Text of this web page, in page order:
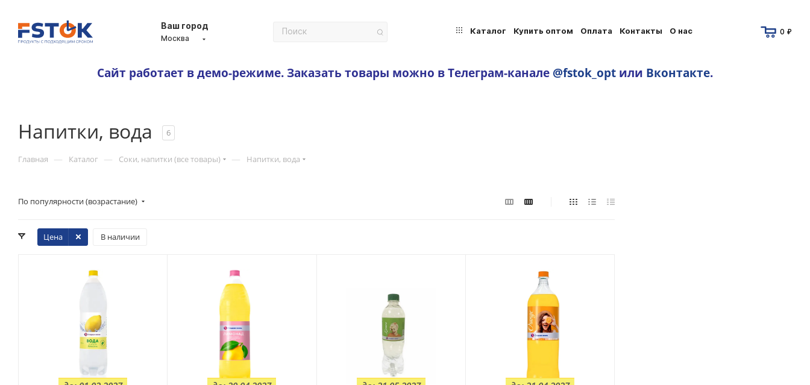
Ваш город
Москва
Каталог Купить оптом Оплата Контакты О нас 0 ₽
Сайт работает в демо-режиме. Заказать товары можно в Телеграм-канале @fstok_opt или Вконтакте.
Напитки, вода 6
Главная — Каталог — Соки, напитки (все товары) — Напитки, вода
По популярности (возрастание)
Цена В наличии